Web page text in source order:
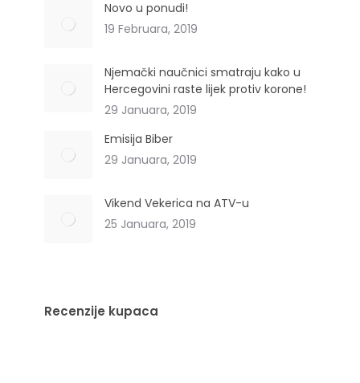
Novo u ponudi!
19 Februara, 2019
Njemački naučnici smatraju kako u
Hercegovini raste lijek protiv korone!
29 Januara, 2019
Emisija Biber
29 Januara, 2019
Vikend Vekerica na ATV-u
25 Januara, 2019
Recenzije kupaca